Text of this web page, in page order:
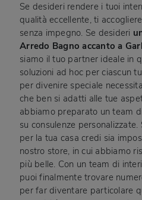
Se desideri rendere i tuoi
qualità eccellente, ti
senza impegno. Se desideri
Arredo Bagno accanto a
siamo il tuo partner ideale in
soluzioni ad hoc per ciascun
per divenire speciale
che ben si adatti alle tue
abbiamo preparato un team
su consulenze
per la tua casa credi sia
nostro store, in cui abbiamo
più belle. Con un team di
puoi finalmente trovare
per far diventare particolare